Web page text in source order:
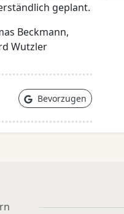
geplant.
Beckmann,
Wutzler
Bevorzugen